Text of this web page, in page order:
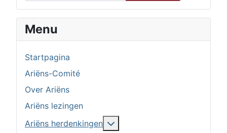
Menu
Startpagina
Ariëns-Comité
Over Ariëns
Ariëns lezingen
Ariëns herdenkingen